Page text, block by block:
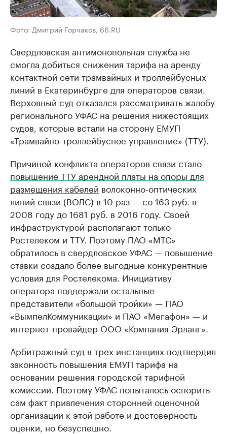
Фото: Дмитрий Горчаков, 66.RU
Свердловская антимонопольная служба не
смогла добиться снижения тарифа на аренду
контактной сети трамвайных и троллейбусных
линий в Екатеринбурге для операторов связи.
Верховный суд отказался рассматривать жалобу
регионального УФАС на решения нижестоящих
судов, которые встали на сторону ЕМУП
«Трамвайно-троллейбусное управление» (ТТУ).
Причиной конфликта операторов связи стало
повышение ТТУ арендной платы на опоры для
размещения кабелей волоконно-оптических
линий связи (ВОЛС) в 10 раз — со 163 руб. в
2008 году до 1681 руб. в 2016 году. Своей
инфраструктурой располагают только
Ростелеком и ТТУ. Поэтому ПАО «МТС»
обратилось в свердловское УФАС — повышение
ставки создало более выгодные конкурентные
условия для Ростелекома. Инициативу
оператора поддержали остальные
представители «большой тройки» — ПАО
«ВымпелКоммуникации» и ПАО «Мегафон» — и
интернет-провайдер ООО «Компания Эрланг».
Арбитражный суд в трех инстанциях подтвердил
законность повышения ЕМУП тарифа на
основании решения городской тарифной
комиссии. Поэтому УФАС попыталось оспорить
сам факт привлечения сторонней оценочной
организации к этой работе и достоверность
оценки, но безуспешно.